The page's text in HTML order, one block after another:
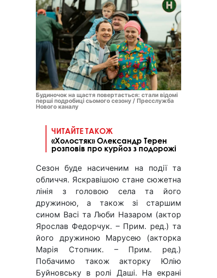
Будиночок на щастя повертається: стали відомі
перші подробиці сьомого сезону / Пресслужба
Нового каналу
ЧИТАЙТЕ ТАКОЖ
«Холостяк» Олександр Терен
розповів про курйоз з подорожі
Сезон буде насиченим на події та
обличчя. Яскравішою стане сюжетна
лінія з головою села та його
дружиною, а також зі старшим
сином Васі та Люби Назаром (актор
Ярослав Федорчук. – Прим. ред.) та
його дружиною Марусею (акторка
Марія Стопник. – Прим. ред.)
Побачимо також акторку Юлію
Буйновську в ролі Даші. На екрані